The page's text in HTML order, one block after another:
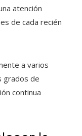
atención
de cada recién
a varios
grados de
continua